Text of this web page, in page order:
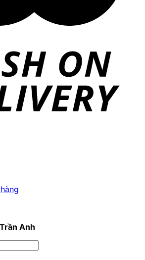
Trần Anh